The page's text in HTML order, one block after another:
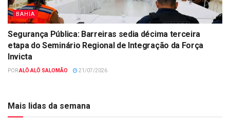
BAHIA
Segurança Pública: Barreiras sedia décima terceira
etapa do Seminário Regional de Integração da Força
Invicta
PORALÔ ALÔ SALOMÃO 21/07/2026
Mais lidas da semana